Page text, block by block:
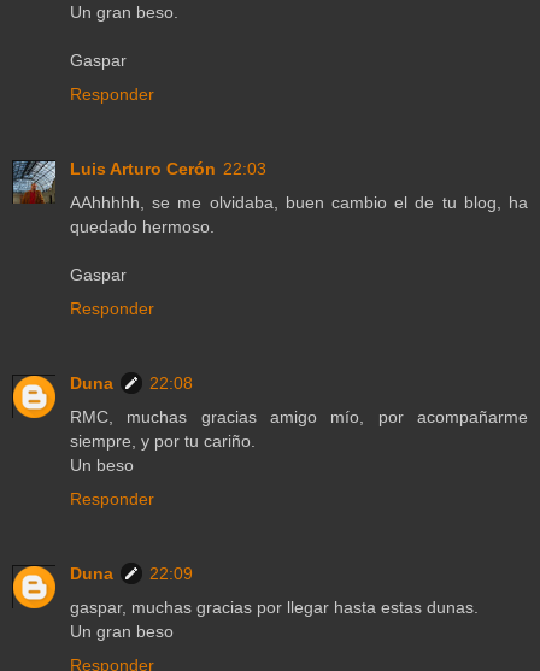
Un gran beso.
Gaspar
Responder
Luis Arturo Cerón 22:03
AAhhhhh, se me olvidaba, buen cambio el de tu blog, ha
quedado hermoso.
Gaspar
Responder
Duna
22:08
RMC, muchas gracias amigo mío, por acompañarme
siempre, y por tu cariño.
Un beso
Responder
Duna
22:09
gaspar, muchas gracias por llegar hasta estas dunas.
Un gran beso
Responder